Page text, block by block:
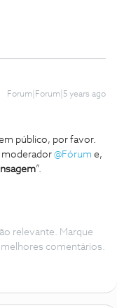
Forum|Forum|5 years ago
público, por favor.
moderador @Fórum e,
”.
relevante. Marque
comentários.